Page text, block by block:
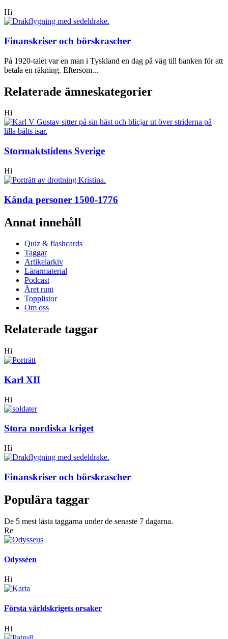
Hi
Finanskriser och börskrascher
På 1920-talet var en man i Tyskland en dag på väg till banken för att
betala en räkning. Eftersom...
Relaterade ämneskategorier
Hi
Stormaktstidens Sverige
Hi
Kända personer 1500-1776
Annat innehåll
Quiz & flashcards
Taggar
Artikelarkiv
Lärarmaterial
Podcast
Året runt
Topplistor
Om oss
Relaterade taggar
Hi
Karl XII
Hi
Stora nordiska kriget
Hi
Finanskriser och börskrascher
Populära taggar
De 5 mest lästa taggarna under de senaste 7 dagarna.
Re
Odysséen
Hi
Första världskrigets orsaker
Hi